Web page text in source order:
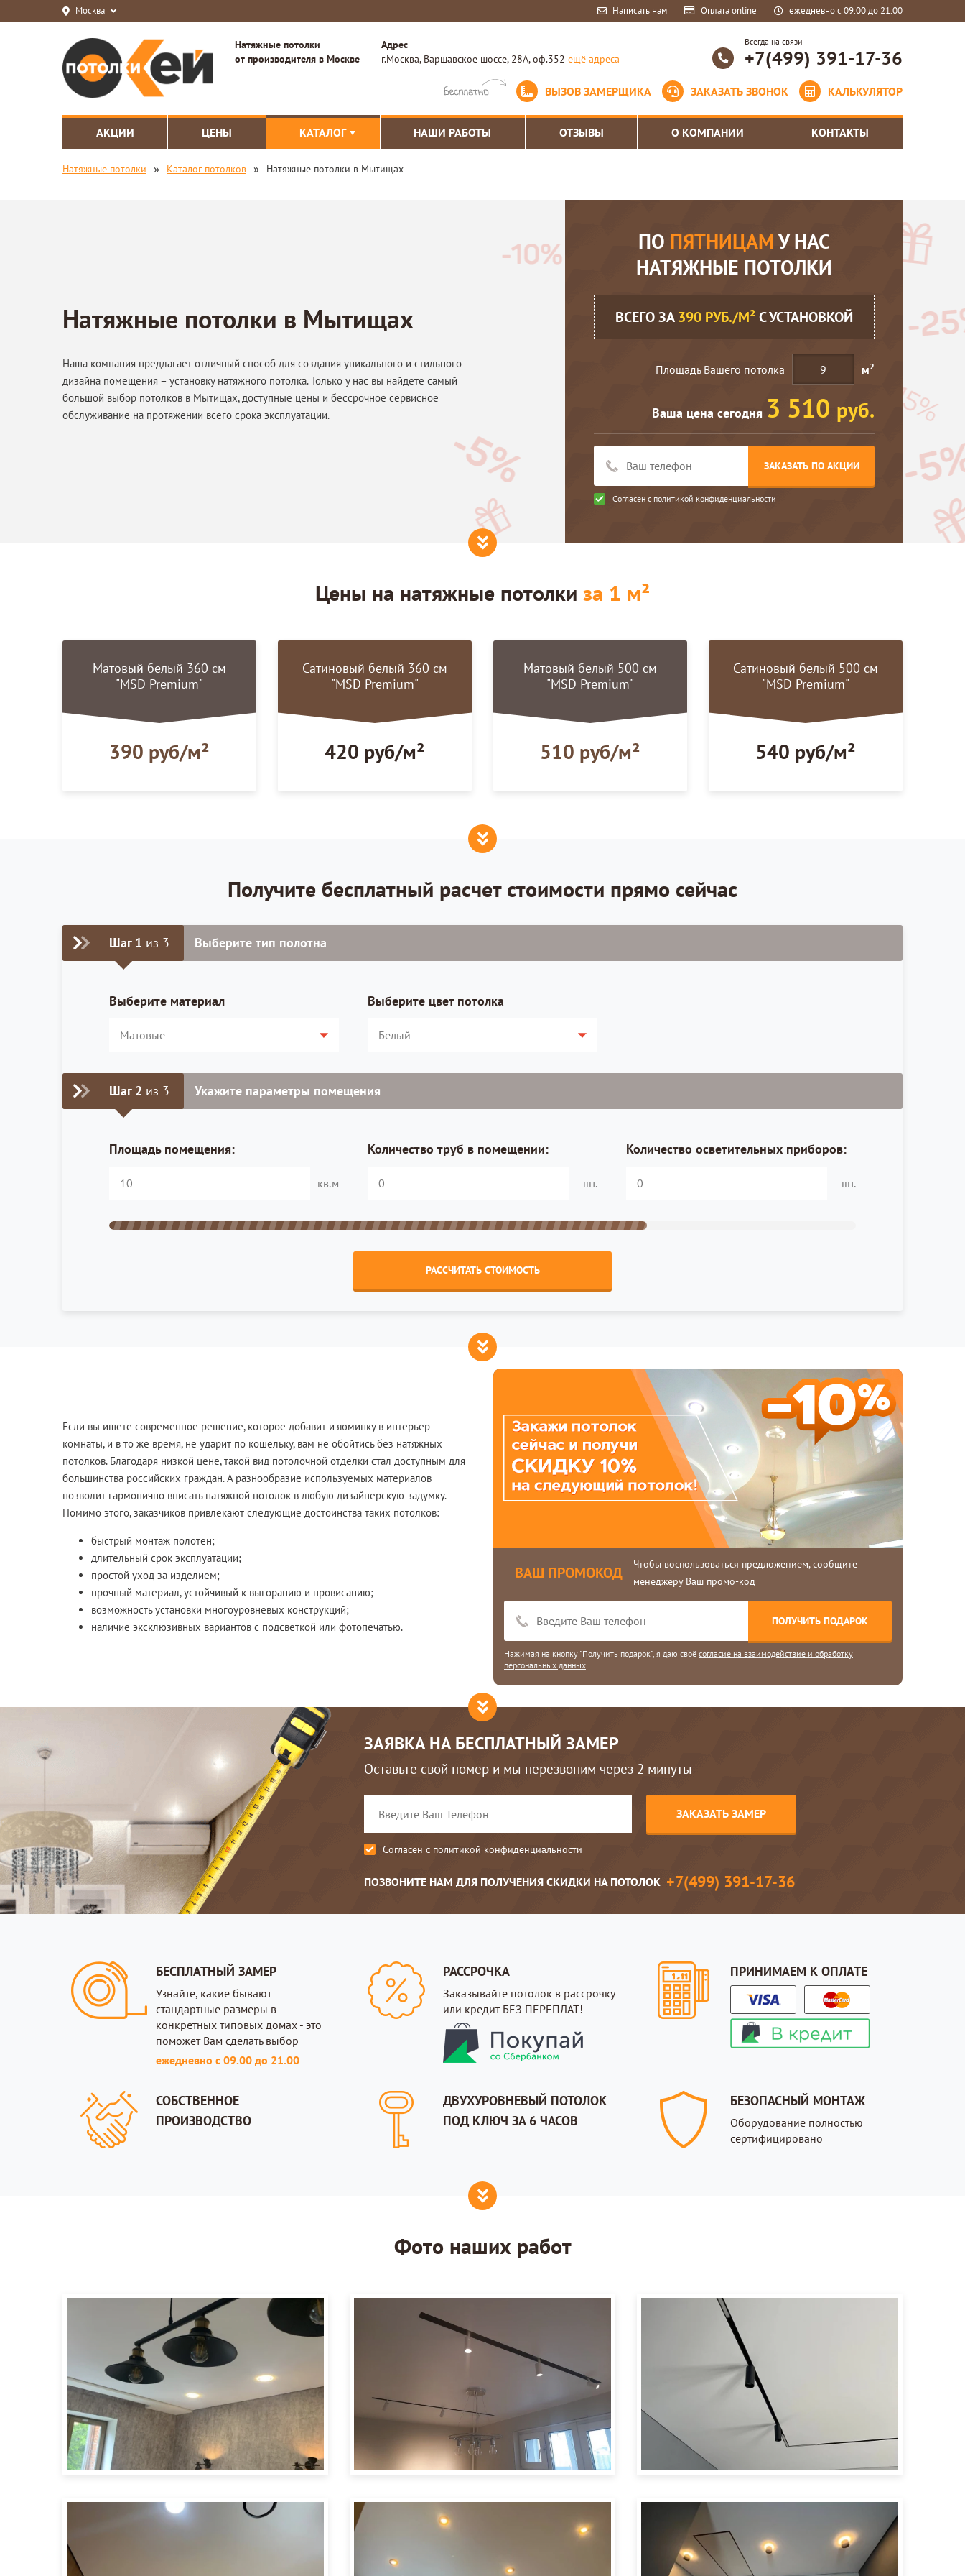
Москва Написать нам Оплата online ежедневно с 09.00 до 21.00
Натяжные потолки
от производителя в Москве
Адрес
г.Москва, Варшавское шоссе, 28А, оф.352 ещё адреса
Всегда на связи
+7(499) 391-17-36
ВЫЗОВ ЗАМЕРЩИКА ЗАКАЗАТЬ ЗВОНОК КАЛЬКУЛЯТОР
АКЦИИ ЦЕНЫ КАТАЛОГ НАШИ РАБОТЫ ОТЗЫВЫ О КОМПАНИИ КОНТАКТЫ
Натяжные потолки » Каталог потолков » Натяжные потолки в Мытищах
Натяжные потолки в Мытищах
Наша компания предлагает отличный способ для создания уникального и стильного
дизайна помещения – установку натяжного потолка. Только у нас вы найдете самый
большой выбор потолков в Мытищах, доступные цены и бессрочное сервисное
обслуживание на протяжении всего срока эксплуатации.
ПО ПЯТНИЦАМУ НАС
НАТЯЖНЫЕ ПОТОЛКИ
ВСЕГО ЗА390 РУБ./М²С УСТАНОВКОЙ
Площадь Вашего потолка м2
Ваша цена сегодня 3 510 руб.
ЗАКАЗАТЬ ПО АКЦИИ
Согласен с политикой конфиденциальности
Цены на натяжные потолки за 1 м²
Матовый белый 360 см
"MSD Premium"
390 руб/м²
Сатиновый белый 360 см
"MSD Premium"
420 руб/м²
Матовый белый 500 см
"MSD Premium"
510 руб/м²
Сатиновый белый 500 см
"MSD Premium"
540 руб/м²
Получите бесплатный расчет стоимости прямо сейчас
Шаг 1 из 3 Выберите тип полотна
Выберите материал Выберите цвет потолка
Шаг 2 из 3 Укажите параметры помещения
Площадь помещения:
кв.м
Количество труб в помещении:
шт.
Количество осветительных приборов:
шт.
РАССЧИТАТЬ СТОИМОСТЬ
Если вы ищете современное решение, которое добавит изюминку в интерьер
комнаты, и в то же время, не ударит по кошельку, вам не обойтись без натяжных
потолков. Благодаря низкой цене, такой вид потолочной отделки стал доступным для
большинства российских граждан. А разнообразие используемых материалов
позволит гармонично вписать натяжной потолок в любую дизайнерскую задумку.
Помимо этого, заказчиков привлекают следующие достоинства таких потолков:
быстрый монтаж полотен;
длительный срок эксплуатации;
простой уход за изделием;
прочный материал, устойчивый к выгоранию и провисанию;
возможность установки многоуровневых конструкций;
наличие эксклюзивных вариантов с подсветкой или фотопечатью.
ВАШ ПРОМОКОД
Чтобы воспользоваться предложением, сообщите
менеджеру Ваш промо-код
Нажимая на кнопку "Получить подарок", я даю своё согласие на взаимодействие и обработку
персональных данных
ЗАЯВКА НА БЕСПЛАТНЫЙ ЗАМЕР
Оставьте свой номер и мы перезвоним через 2 минуты
Согласен с политикой конфиденциальности
ПОЗВОНИТЕ НАМ ДЛЯ ПОЛУЧЕНИЯ СКИДКИ НА ПОТОЛОК +7(499) 391-17-36
БЕСПЛАТНЫЙ ЗАМЕР
Узнайте, какие бывают
стандартные размеры в
конкретных типовых домах - это
поможет Вам сделать выбор
ежедневно с 09.00 до 21.00
РАССРОЧКА
Заказывайте потолок в рассрочку
или кредит БЕЗ ПЕРЕПЛАТ!
ПРИНИМАЕМ К ОПЛАТЕ
СОБСТВЕННОЕ
ПРОИЗВОДСТВО
ДВУХУРОВНЕВЫЙ ПОТОЛОК
ПОД КЛЮЧ ЗА 6 ЧАСОВ
БЕЗОПАСНЫЙ МОНТАЖ
Оборудование полностью
сертифицировано
Фото наших работ